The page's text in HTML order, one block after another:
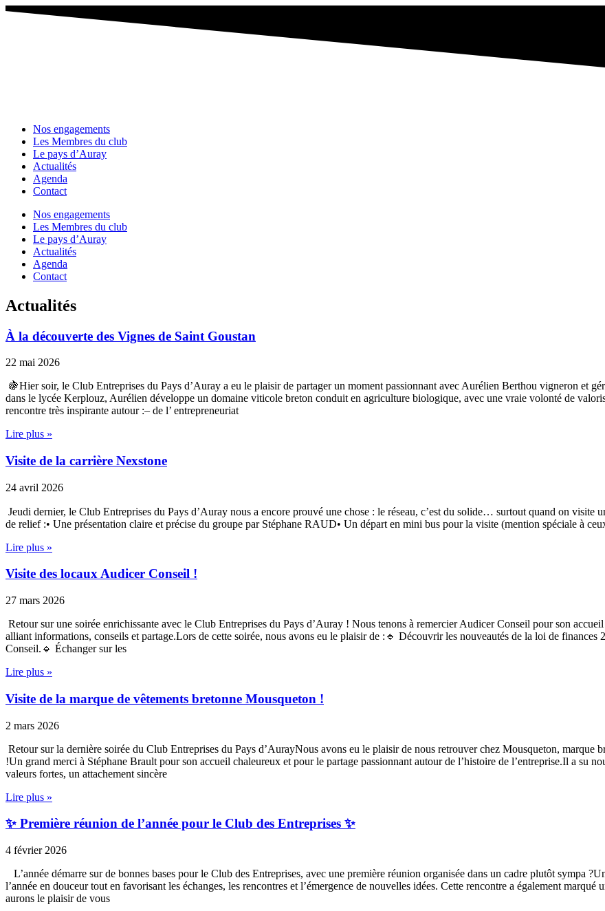
Nos engagements
Les Membres du club
Le pays d’Auray
Actualités
Agenda
Contact
Nos engagements
Les Membres du club
Le pays d’Auray
Actualités
Agenda
Contact
Actualités
À la découverte des Vignes de Saint Goustan
22 mai 2026
🍇Hier soir, le Club Entreprises du Pays d’Auray a eu le plaisir de partager un moment passionnant avec Aurélien Berthou vigneron et
dans le lycée Kerplouz, Aurélien développe un domaine viticole breton conduit en agriculture biologique, avec une vraie volonté de
rencontre très inspirante autour :– de l’ entrepreneuriat
Lire plus »
Visite de la carrière Nexstone
24 avril 2026
Jeudi dernier, le Club Entreprises du Pays d’Auray nous a encore prouvé une chose : le réseau, c’est du solide… surtout quand on
de relief :• Une présentation claire et précise du groupe par Stéphane RAUD• Un départ en mini bus pour la visite (mention spéciale à
Lire plus »
Visite des locaux Audicer Conseil !
27 mars 2026
Retour sur une soirée enrichissante avec le Club Entreprises du Pays d’Auray ! Nous tenons à remercier Audicer Conseil pour son
alliant informations, conseils et partage.Lors de cette soirée, nous avons eu le plaisir de :🔹 Découvrir les nouveautés de la loi de
Conseil.🔹 Échanger sur les
Lire plus »
Visite de la marque de vêtements bretonne Mousqueton !
2 mars 2026
Retour sur la dernière soirée du Club Entreprises du Pays d’AurayNous avons eu le plaisir de nous retrouver chez Mousqueton,
!Un grand merci à Stéphane Brault pour son accueil chaleureux et pour le partage passionnant autour de l’histoire de l’entreprise.Il a su
valeurs fortes, un attachement sincère
Lire plus »
✨ Première réunion de l’année pour le Club des Entreprises ✨
4 février 2026
L’année démarre sur de bonnes bases pour le Club des Entreprises, avec une première réunion organisée dans un cadre plutôt sympa
l’année en douceur tout en favorisant les échanges, les rencontres et l’émergence de nouvelles idées. Cette rencontre a également
aurons le plaisir de vous